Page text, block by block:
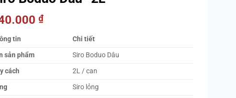
₫
tin
Chi tiết
sản phẩm
Siro Boduo Dâu
cách
2L / can
Siro lỏng